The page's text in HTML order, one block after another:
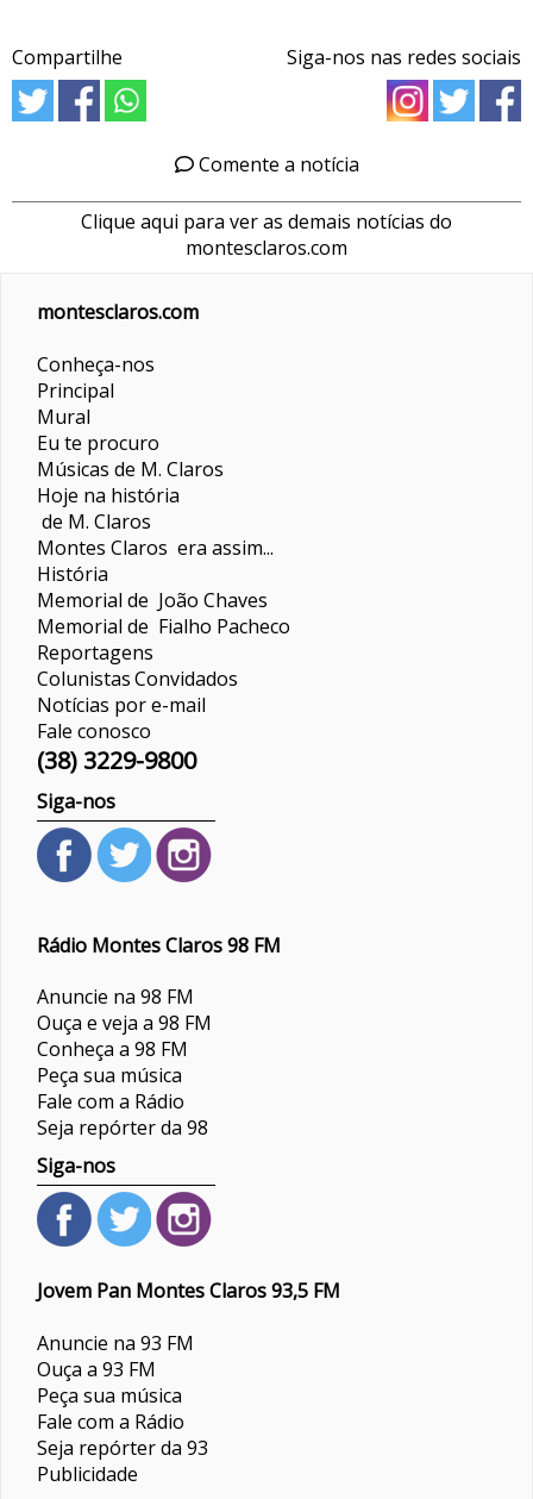
Compartilhe Siga-nos nas redes sociais
Comente a notícia
Clique aqui para ver as demais notícias do
montesclaros.com
montesclaros.com
Conheça-nos
Principal
Mural
Eu te procuro
Músicas de M. Claros
Hoje na história
de M. Claros
Montes Claros era assim...
História
Memorial de João Chaves
Memorial de Fialho Pacheco
Reportagens
ColunistasConvidados
Notícias por e-mail
Fale conosco
(38) 3229-9800
Siga-nos
Rádio Montes Claros 98 FM
Anuncie na 98 FM
Ouça e veja a 98 FM
Conheça a 98 FM
Peça sua música
Fale com a Rádio
Seja repórter da 98
Siga-nos
Jovem Pan Montes Claros 93,5 FM
Anuncie na 93 FM
Ouça a 93 FM
Peça sua música
Fale com a Rádio
Seja repórter da 93
Publicidade